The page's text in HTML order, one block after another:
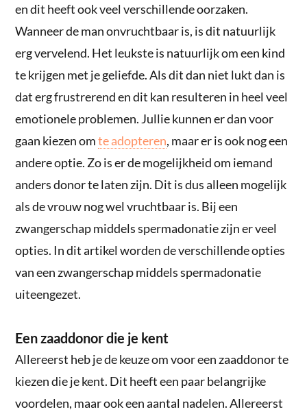
en dit heeft ook veel verschillende oorzaken.
Wanneer de man onvruchtbaar is, is dit natuurlijk
erg vervelend. Het leukste is natuurlijk om een kind
te krijgen met je geliefde. Als dit dan niet lukt dan is
dat erg frustrerend en dit kan resulteren in heel veel
emotionele problemen. Jullie kunnen er dan voor
gaan kiezen omte adopteren, maar er is ook nog een
andere optie. Zo is er de mogelijkheid om iemand
anders donor te laten zijn. Dit is dus alleen mogelijk
als de vrouw nog wel vruchtbaar is. Bij een
zwangerschap middels spermadonatie zijn er veel
opties. In dit artikel worden de verschillende opties
van een zwangerschap middels spermadonatie
uiteengezet.
Een zaaddonor die je kent
Allereerst heb je de keuze om voor een zaaddonor te
kiezen die je kent. Dit heeft een paar belangrijke
voordelen, maar ook een aantal nadelen. Allereerst